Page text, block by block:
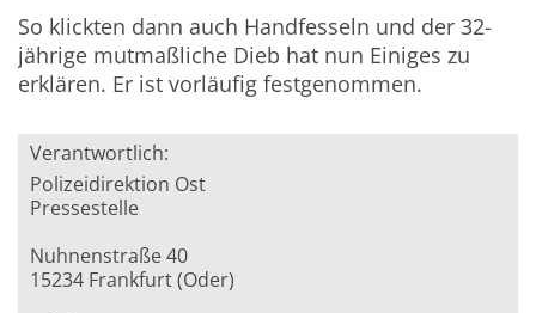
So klickten dann auch Handfesseln und der 32-
jährige mutmaßliche Dieb hat nun Einiges zu
erklären. Er ist vorläufig festgenommen.
Verantwortlich:
Polizeidirektion Ost
Pressestelle
Nuhnenstraße 40
15234 Frankfurt (Oder)